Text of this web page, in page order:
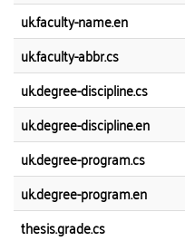
uk.faculty-name.en
uk.faculty-abbr.cs
uk.degree-discipline.cs
uk.degree-discipline.en
uk.degree-program.cs
uk.degree-program.en
thesis.grade.cs